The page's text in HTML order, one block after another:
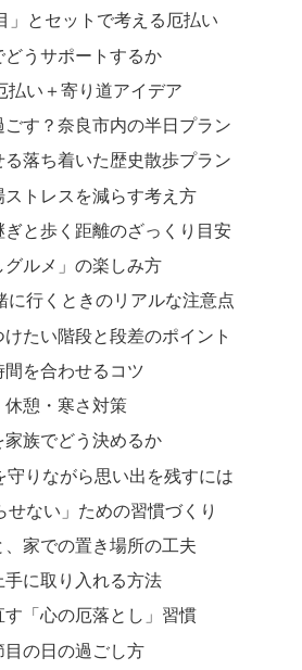
」とセットで考える厄払い
うサポートするか
払い＋寄り道アイデア
す？奈良市内の半日プラン
落ち着いた歴史散歩プラン
トレスを減らす考え方
と歩く距離のざっくり目安
ルメ」の楽しみ方
行くときのリアルな注意点
たい階段と段差のポイント
を合わせるコツ
憩・寒さ対策
族でどう決めるか
りながら思い出を残すには
ない」ための習慣づくり
家での置き場所の工夫
に取り入れる方法
「心の厄落とし」習慣
の日の過ごし方